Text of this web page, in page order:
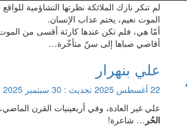
لم تنكر نازك الملائكة نظرتها التشاؤمية
الموت نعيم، يختم عذاب الإنسان.
أمّا هي، فلم تكن عندها كارثة أقسى من
أقاصي صباها إلى سنّ متأخّرة…
علي بنهرار
22 أغسطس 2025 تحديث : 30 سبتمبر 2025
علي غير العادة، وفي أربعينيات القرن
الحُر … شاعرة!